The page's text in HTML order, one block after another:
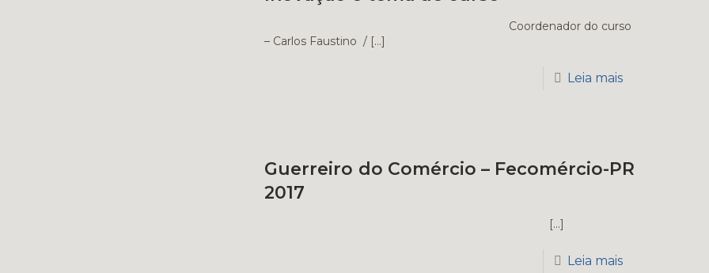
Coordenador do curso
– Carlos Faustino / […]
Leia mais
Guerreiro do Comércio – Fecomércio-PR
2017
[…]
Leia mais